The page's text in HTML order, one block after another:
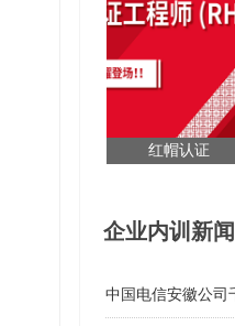
企业内训新闻